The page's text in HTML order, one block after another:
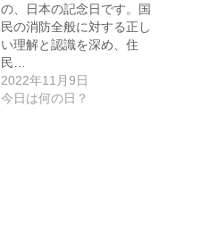
の、日本の記念日です。国
民の消防全般に対する正し
い理解と認識を深め、住
民…
2022年11月9日
今日は何の日？